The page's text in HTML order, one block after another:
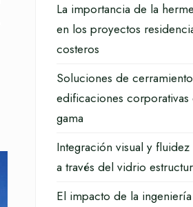
La importancia de la
en los proyectos
costeros
Soluciones de
edificaciones corporativas
gama
Integración visual y fluidez
a través del vidrio
El impacto de la ingeniería